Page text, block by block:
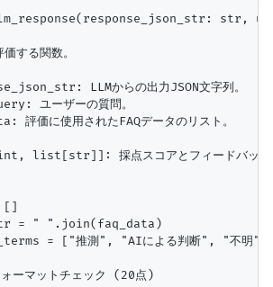
する関数。
LLMからの出力JSON文字列。
ユーザーの質問。
評価に使用されたFAQデータのリスト。
list[str]]: 採点スコアとフィードバック
= " ".join(faq_data)
= ["推測", "AIによる判断", "不明",
ーマットチェック (20点)